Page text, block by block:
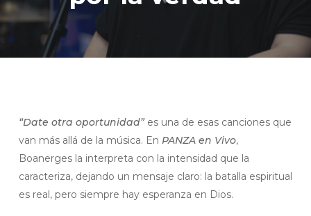
“Date otra oportunidad”es una de esas canciones que
van más allá de la música. En PANZA en Vivo,
Boanerges la interpreta con la intensidad que la
caracteriza, dejando un mensaje claro: la batalla espiritual
es real, pero siempre hay esperanza en Dios.